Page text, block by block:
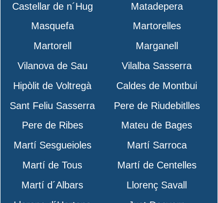
Castellar de n´Hug
Matadepera
Masquefa
Martorelles
Martorell
Marganell
Vilanova de Sau
Vilalba Sasserra
Hipòlit de Voltregà
Caldes de Montbui
Sant Feliu Sasserra
Pere de Riudebitlles
Pere de Ribes
Mateu de Bages
Martí Sesgueioles
Martí Sarroca
Martí de Tous
Martí de Centelles
Martí d´Albars
Llorenç Savall